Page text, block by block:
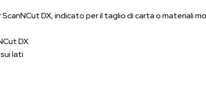
DX, indicato per il taglio di carta o materiali
DX
lati